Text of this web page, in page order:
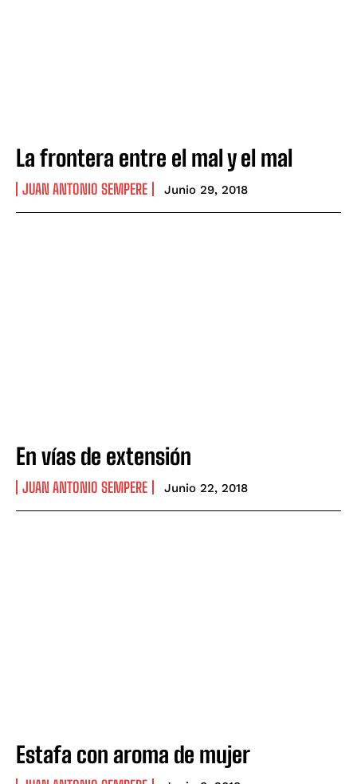
La frontera entre el mal y el mal
JUAN ANTONIO SEMPERE Junio 29, 2018
En vías de extensión
JUAN ANTONIO SEMPERE Junio 22, 2018
Estafa con aroma de mujer